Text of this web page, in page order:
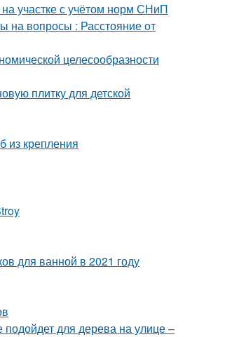
участке с учётом норм СНиП
на вопросы : Расстояние от
целесообразности
плитку для детской
из крепления
для ванной в 2021 году
для дерева на улице –